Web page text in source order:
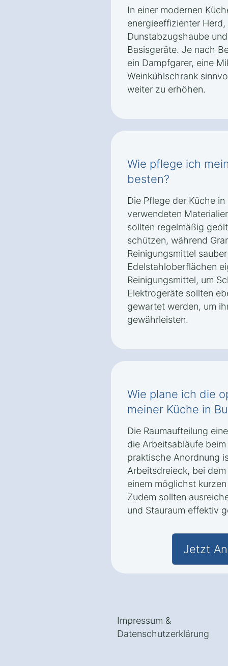
In einer modernen
energieeffizienter
Dunstabzugshaube
Basisgeräte. Je nach
ein Dampfgarer, eine
Weinkühlschrank
weiter zu erhöhen.
Wie pflege ich
besten?
Die Pflege der Küche
verwendeten
sollten regelmäßig
schützen, während
Reinigungsmittel
Edelstahloberflächen
Reinigungsmittel, um
Elektrogeräte sollten
gewartet werden, um
gewährleisten.
Wie plane ich die
meiner Küche in
Die Raumaufteilung
die Arbeitsabläufe
praktische Anordnung
Arbeitsdreieck, bei
einem möglichst
Zudem sollten
und Stauraum effektiv
Jetzt
Impressum &
Datenschutzerklärung